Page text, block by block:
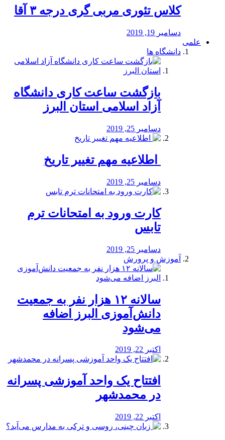
کلاس تئوری مربی گری درجه ۳ آقا
دسامبر 19, 2019
علمی
دانشگاه ها
بازگشت ساعت کاری دانشگاه
آزاد اسلامی استان البرز
دسامبر 25, 2019
️ اطلاعیه مهم تغییر تاریخ
دسامبر 25, 2019
کارت ورود به امتحانات ترم
تابس
دسامبر 25, 2019
آموزش و پرورش
️سالانه ۱۲ هزار نفر به جمعیت
دانش‌آموزی البرز اضافه
می‌شود
اکتبر 22, 2019
افتتاح یک واحد آموزشی پسرانه
در محمدشهر
اکتبر 22, 2019